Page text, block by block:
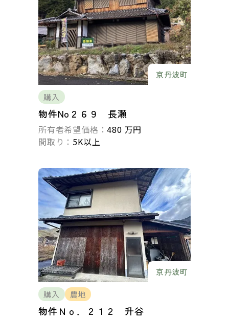
京丹波町
購入
物件No２６９ 長瀬
所有者希望価格：480 万円
間取り： 5K以上
京丹波町
購入 農地
物件Ｎｏ．２１２ 升谷